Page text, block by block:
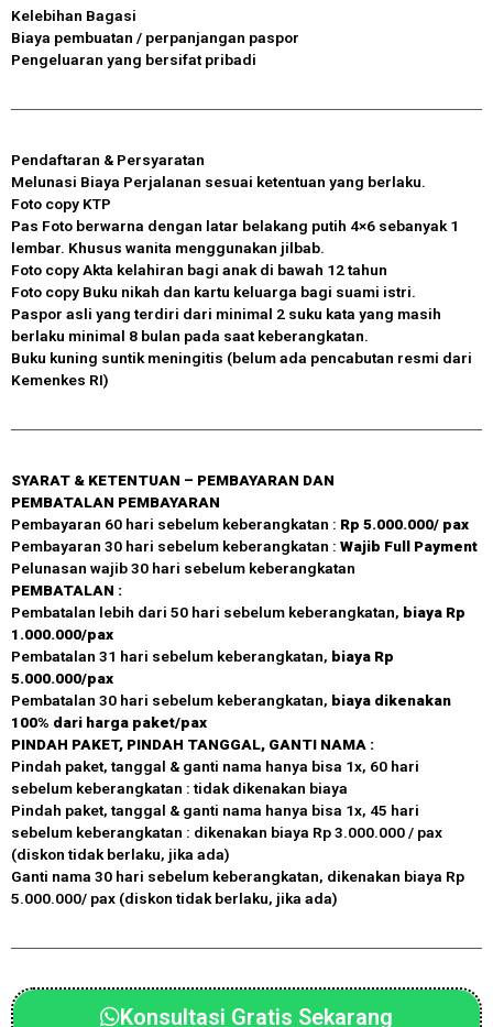
Kelebihan Bagasi
Biaya pembuatan / perpanjangan paspor
Pengeluaran yang bersifat pribadi
Pendaftaran & Persyaratan
Melunasi Biaya Perjalanan sesuai ketentuan yang berlaku.
Foto copy KTP
Pas Foto berwarna dengan latar belakang putih 4×6 sebanyak 1
lembar. Khusus wanita menggunakan jilbab.
Foto copy Akta kelahiran bagi anak di bawah 12 tahun
Foto copy Buku nikah dan kartu keluarga bagi suami istri.
Paspor asli yang terdiri dari minimal 2 suku kata yang masih
berlaku minimal 8 bulan pada saat keberangkatan.
Buku kuning suntik meningitis (belum ada pencabutan resmi dari
Kemenkes RI)
SYARAT & KETENTUAN – PEMBAYARAN DAN
PEMBATALAN PEMBAYARAN
Pembayaran 60 hari sebelum keberangkatan : Rp 5.000.000/ pax
Pembayaran 30 hari sebelum keberangkatan : Wajib Full Payment
Pelunasan wajib 30 hari sebelum keberangkatan
PEMBATALAN :
Pembatalan lebih dari 50 hari sebelum keberangkatan, biaya Rp
1.000.000/pax
Pembatalan 31 hari sebelum keberangkatan, biaya Rp
5.000.000/pax
Pembatalan 30 hari sebelum keberangkatan, biaya dikenakan
100% dari harga paket/pax
PINDAH PAKET, PINDAH TANGGAL, GANTI NAMA :
Pindah paket, tanggal & ganti nama hanya bisa 1x, 60 hari
sebelum keberangkatan : tidak dikenakan biaya
Pindah paket, tanggal & ganti nama hanya bisa 1x, 45 hari
sebelum keberangkatan : dikenakan biaya Rp 3.000.000 / pax
(diskon tidak berlaku, jika ada)
Ganti nama 30 hari sebelum keberangkatan, dikenakan biaya Rp
5.000.000/ pax (diskon tidak berlaku, jika ada)
Konsultasi Gratis Sekarang